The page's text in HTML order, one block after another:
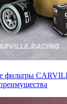
фильтры